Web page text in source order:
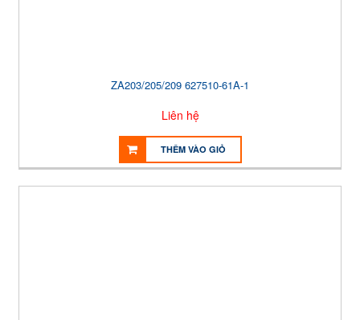
ZA203/205/209 627510-61A-1
Liên hệ
THÊM VÀO GIỎ